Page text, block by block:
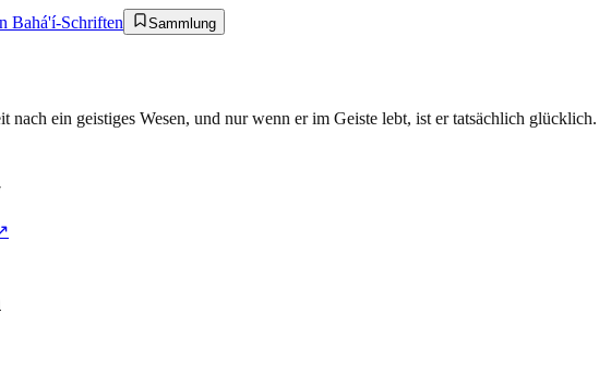
Bahá'í-Schriften Sammlung
nach ein geistiges Wesen, und nur wenn er im Geiste lebt, ist er tatsächlich glücklich.